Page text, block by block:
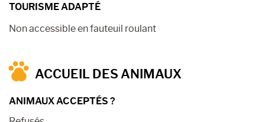
TOURISME ADAPTÉ
Non accessible en fauteuil roulant
ACCUEIL DES ANIMAUX
ANIMAUX ACCEPTÉS ?